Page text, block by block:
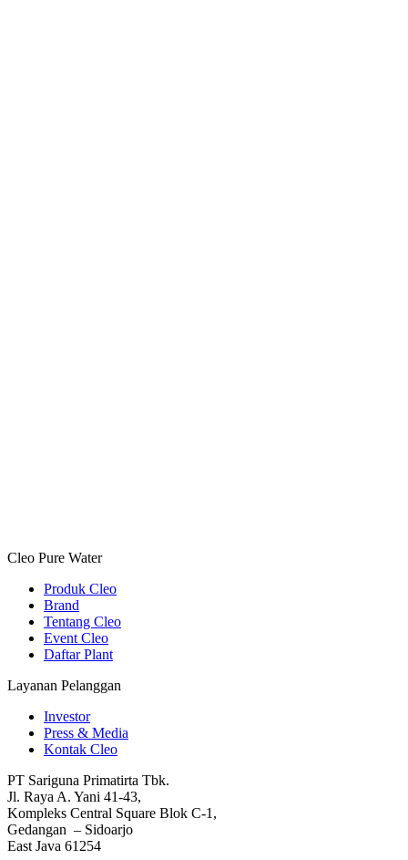
Cleo Pure Water
Produk Cleo
Brand
Tentang Cleo
Event Cleo
Daftar Plant
Layanan Pelanggan
Investor
Press & Media
Kontak Cleo
PT Sariguna Primatirta Tbk.
Jl. Raya A. Yani 41-43,
Kompleks Central Square Blok C-1,
Gedangan – Sidoarjo
East Java 61254